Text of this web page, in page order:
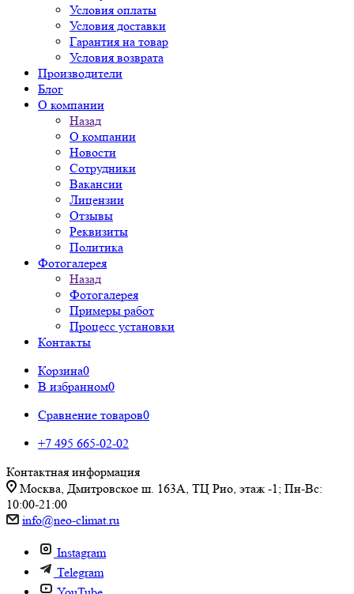
Условия оплаты
Условия доставки
Гарантия на товар
Условия возврата
Производители
Блог
О компании
Назад
О компании
Новости
Сотрудники
Вакансии
Лицензии
Отзывы
Реквизиты
Политика
Фотогалерея
Назад
Фотогалерея
Примеры работ
Процесс установки
Контакты
Корзина0
В избранном0
Сравнение товаров0
+7 495 665-02-02
Контактная информация
Москва, Дмитровское ш. 163А, ТЦ Рио, этаж -1; Пн-Вс:
10:00-21:00
info@neo-climat.ru
Instagram
Telegram